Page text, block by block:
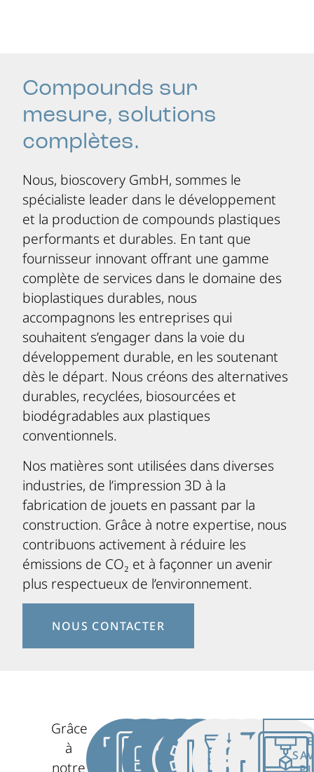
Compounds sur
mesure, solutions
complètes.
Nous, bioscovery GmbH, sommes le
spécialiste leader dans le développement
et la production de compounds plastiques
performants et durables. En tant que
fournisseur innovant offrant une gamme
complète de services dans le domaine des
bioplastiques durables, nous
accompagnons les entreprises qui
souhaitent s’engager dans la voie du
développement durable, en les soutenant
dès le départ. Nous créons des alternatives
durables, recyclées, biosourcées et
biodégradables aux plastiques
conventionnels.
Nos matières sont utilisées dans diverses
industries, de l’impression 3D à la
fabrication de jouets en passant par la
construction. Grâce à notre expertise, nous
contribuons activement à réduire les
émissions de CO₂ et à façonner un avenir
plus respectueux de l’environnement.
NOUS CONTACTER
Grâce
à
notre